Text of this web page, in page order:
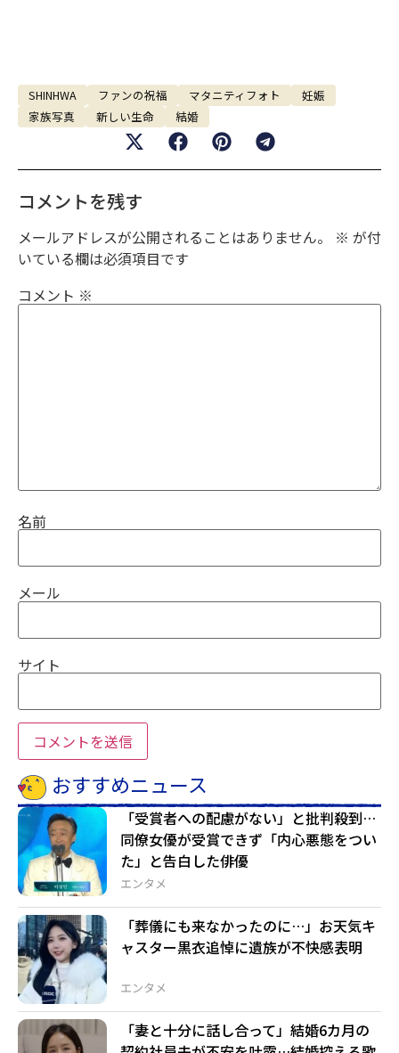
SHINHWA ファンの祝福 マタニティフォト
妊娠
家族写真
新しい生命 結婚
コメントを残す
メールアドレスが公開されることはありません。 ※ が付
いている欄は必須項目です
コメント ※
名前
メール
サイト
おすすめニュース
エンタメ
「受賞者への配慮がない」と批判殺到…
同僚女優が受賞できず「内心悪態をつい
た」と告白した俳優
エンタメ
「葬儀にも来なかったのに…」お天気キ
ャスター黒衣追悼に遺族が不快感表明
「妻と十分に話し合って」結婚6カ月の